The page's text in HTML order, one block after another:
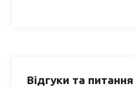
Відгуки та